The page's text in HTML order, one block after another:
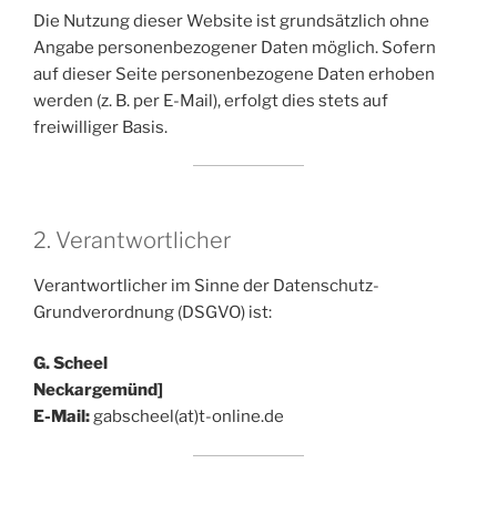
Die Nutzung dieser Website ist grundsätzlich ohne
Angabe personenbezogener Daten möglich. Sofern
auf dieser Seite personenbezogene Daten erhoben
werden (z. B. per E-Mail), erfolgt dies stets auf
freiwilliger Basis.
2. Verantwortlicher
Verantwortlicher im Sinne der Datenschutz-
Grundverordnung (DSGVO) ist:
G. Scheel
Neckargemünd]
E-Mail:gabscheel(at)t-online.de